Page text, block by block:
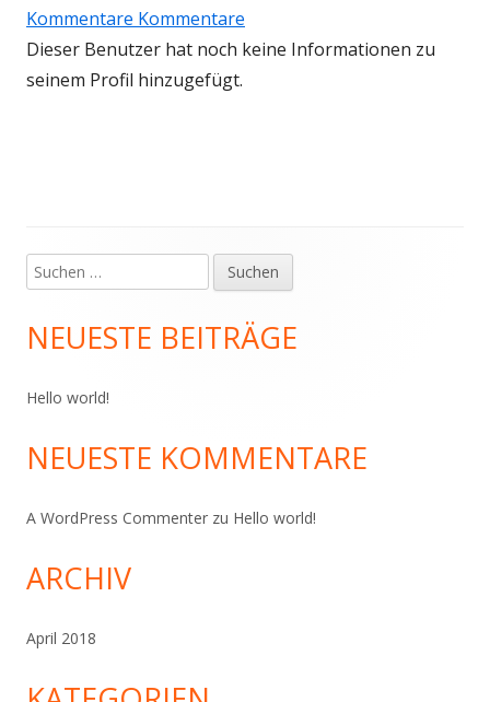
Kommentare Kommentare
Dieser Benutzer hat noch keine Informationen zu
seinem Profil hinzugefügt.
Haupt-
Seitenleiste
Suchen
nach:
NEUESTE BEITRÄGE
Hello world!
NEUESTE KOMMENTARE
A WordPress Commenter zu Hello world!
ARCHIV
April 2018